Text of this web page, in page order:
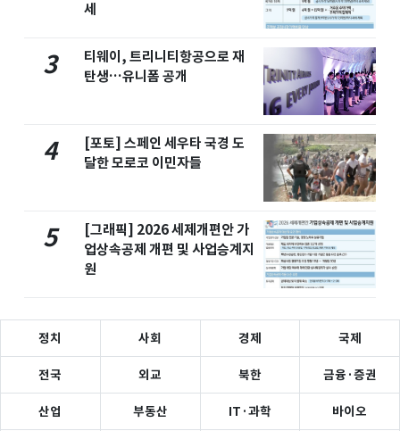
세
3
티웨이, 트리니티항공으로 재
탄생…유니폼 공개
4
[포토] 스페인 세우타 국경 도
달한 모로코 이민자들
5
[그래픽] 2026 세제개편안 가
업상속공제 개편 및 사업승계지
원
정치 사회 경제 국제
전국 외교 북한 금융·증권
산업 부동산 IT·과학 바이오